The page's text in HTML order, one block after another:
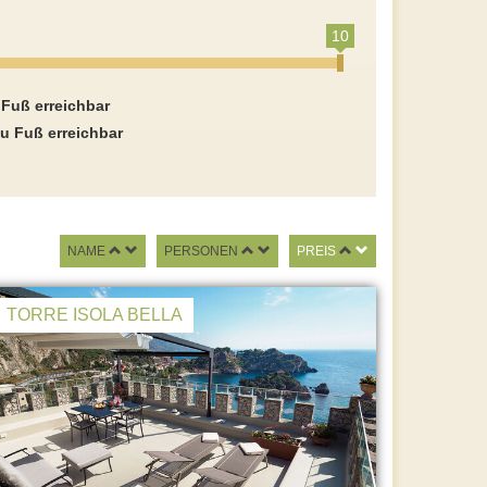
10
erreichbar
Fuß erreichbar
NAME PERSONEN PREIS
TORRE ISOLA BELLA